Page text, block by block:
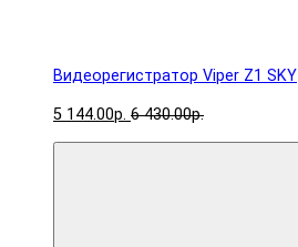
Видеорегистратор Viper Z1 SKY
5 144.00р. 6 430.00р.